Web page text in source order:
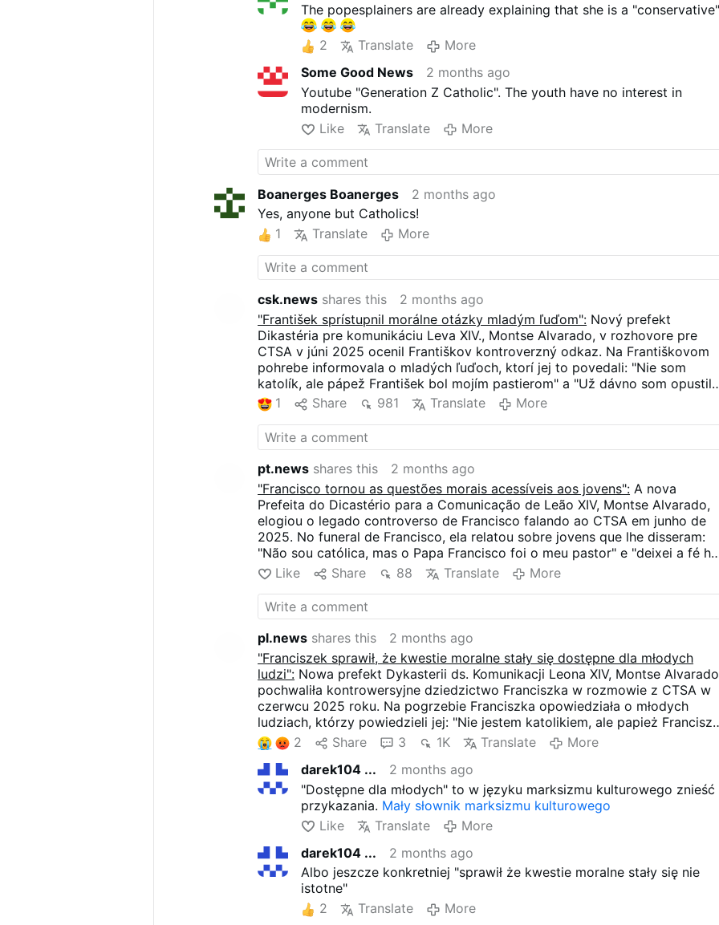
The popesplainers are already explaining that she is a
2 Translate
More
Some Good News
2 months ago
Youtube "Generation Z Catholic". The youth have no interest in
modernism.
Like
Translate More
Boanerges Boanerges
2 months ago
Yes, anyone but Catholics!
1
Translate More
csk.news shares this
2 months ago
"František sprístupnil morálne otázky mladým ľuďom": Nový prefekt
Dikastéria pre komunikáciu Leva XIV., Montse Alvarado, v rozhovore pre
CTSA v júni 2025 ocenil Františkov kontroverzný odkaz. Na Františkovom
pohrebe informovala o mladých ľuďoch, ktorí jej to povedali: "Nie som
katolík, ale pápež František bol mojím pastierom" a "Už dávno som opustil
vieru, ale som tu pre neho". Podľa Alvaradovej vnímali Františka ako
sprievodcu "veľkými, ťažkými otázkami" vrátane morálnych otázok a ako
niekoho, kto "prístupným spôsobom obhajuje cirkevné učenie".
1 Share 981 Translate More
pt.news shares this
2 months ago
"Francisco tornou as questões morais acessíveis aos jovens": A nova
Prefeita do Dicastério para a Comunicação de Leão XIV, Montse Alvarado,
elogiou o legado controverso de Francisco falando ao CTSA em junho de
2025. No funeral de Francisco, ela relatou sobre jovens que lhe disseram:
"Não sou católica, mas o Papa Francisco foi o meu pastor" e "deixei a fé há
muito tempo, mas estou aqui por causa dele". De acordo com Alvarado,
viam Francisco como um guia para "as grandes e difíceis questões",
incluindo questões morais, e como alguém que "defende os ensinamentos
da Igreja de uma forma acessível".
Like Share 88 Translate More
pl.news shares this
2 months ago
"Franciszek sprawił, że kwestie moralne stały się dostępne dla młodych
ludzi": Nowa prefekt Dykasterii ds. Komunikacji Leona XIV, Montse
pochwaliła kontrowersyjne dziedzictwo Franciszka w rozmowie z CTSA w
czerwcu 2025 roku. Na pogrzebie Franciszka opowiedziała o młodych
ludziach, którzy powiedzieli jej: "Nie jestem katolikiem, ale papież
był moim pasterzem" i "Odszedłem od wiary dawno temu, ale jestem tu dla
niego". Według Alvarado, postrzegali oni Franciszka jako przewodnika po
"wielkich, trudnych kwestiach", w tym kwestiach moralnych, oraz jako
kogoś, kto "w przystępny sposób opowiada się za nauczaniem Kościoła".
2 Share 3 1K Translate
More
darek104 ...
2 months ago
"Dostępne dla młodych" to w języku marksizmu kulturowego znieść
przykazania. Mały słownik marksizmu kulturowego
Like
Translate
More
darek104 ...
2 months ago
Albo jeszcze konkretniej "sprawił że kwestie moralne stały się nie
istotne"
2
Translate More